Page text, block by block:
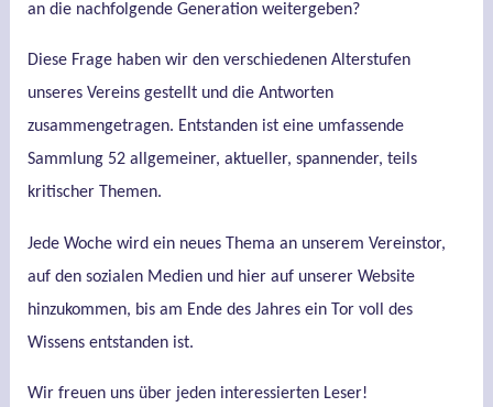
an die nachfolgende Generation weitergeben?
Diese Frage haben wir den verschiedenen Alterstufen
unseres Vereins gestellt und die Antworten
zusammengetragen. Entstanden ist eine umfassende
Sammlung 52 allgemeiner, aktueller, spannender, teils
kritischer Themen.
Jede Woche wird ein neues Thema an unserem Vereinstor,
auf den sozialen Medien und hier auf unserer Website
hinzukommen, bis am Ende des Jahres ein Tor voll des
Wissens entstanden ist.
Wir freuen uns über jeden interessierten Leser!